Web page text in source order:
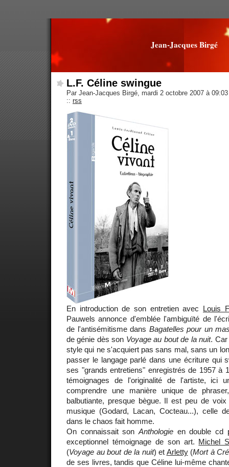
Jean-Jacques Birgé
L.F. Céline swingue
Par Jean-Jacques Birgé, mardi 2 octobre 2007 à
:: rss
En introduction de son entretien avec Louis
Pauwels annonce d'emblée l'ambiguïté de
de l'antisémitisme dans Bagatelles pour un
de génie dès son Voyage au bout de la nuit. Car
style qui ne s'acquiert pas sans mal, sans un
passer le langage parlé dans une écriture qui
ses "grands entretiens" enregistrés de 1957 à
témoignages de l'originalité de l'artiste, ici
comprendre une manière unique de
balbutiante, presque bègue. Il est peu de
musique (Godard, Lacan, Cocteau...), celle
dans le chaos fait homme.
On connaissait son Anthologie en double cd
exceptionnel témoignage de son art. Michel
(Voyage au bout de la nuit) et Arletty(Mort à
de ses livres, tandis que Céline lui-même